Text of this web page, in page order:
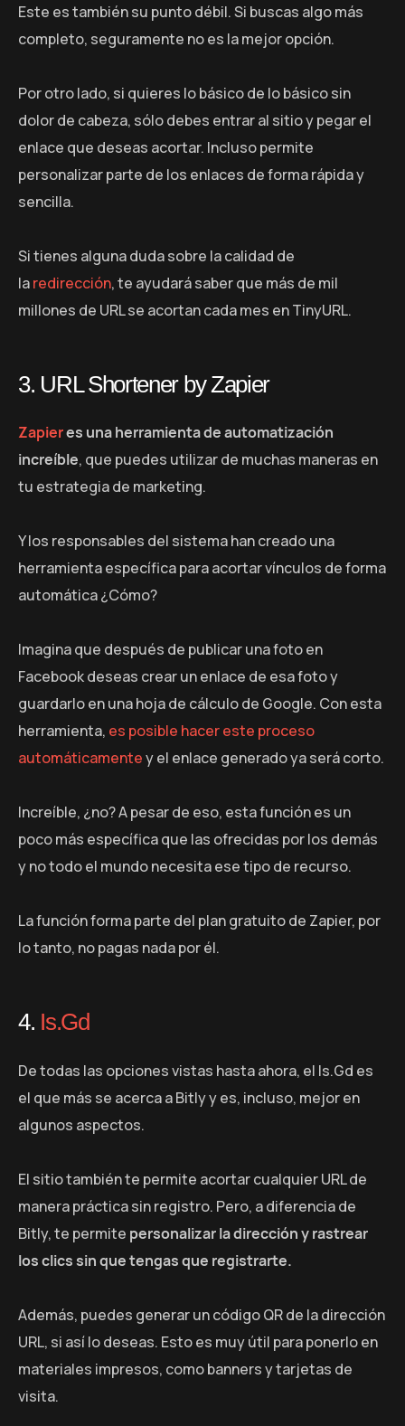
Este es también su punto débil. Si buscas algo más
completo, seguramente no es la mejor opción.
Por otro lado, si quieres lo básico de lo básico sin
dolor de cabeza, sólo debes entrar al sitio y pegar el
enlace que deseas acortar. Incluso permite
personalizar parte de los enlaces de forma rápida y
sencilla.
Si tienes alguna duda sobre la calidad de
laredirección, te ayudará saber que más de mil
millones de URL se acortan cada mes en TinyURL.
3. URL Shortener by Zapier
Zapieres una herramienta de automatización
increíble, que puedes utilizar de muchas maneras en
tu estrategia de marketing.
Y los responsables del sistema han creado una
herramienta específica para acortar vínculos de forma
automática ¿Cómo?
Imagina que después de publicar una foto en
Facebook deseas crear un enlace de esa foto y
guardarlo en una hoja de cálculo de Google. Con esta
herramienta, es posible hacer este proceso
automáticamentey el enlace generado ya será corto.
Increíble, ¿no? A pesar de eso, esta función es un
poco más específica que las ofrecidas por los demás
y no todo el mundo necesita ese tipo de recurso.
La función forma parte del plan gratuito de Zapier, por
lo tanto, no pagas nada por él.
4. Is.Gd
De todas las opciones vistas hasta ahora, el Is.Gd es
el que más se acerca a Bitly y es, incluso, mejor en
algunos aspectos.
El sitio también te permite acortar cualquier URL de
manera práctica sin registro. Pero, a diferencia de
Bitly, te permite personalizar la dirección y rastrear
los clics sin que tengas que registrarte.
Además, puedes generar un código QR de la dirección
URL, si así lo deseas. Esto es muy útil para ponerlo en
materiales impresos, como banners y tarjetas de
visita.